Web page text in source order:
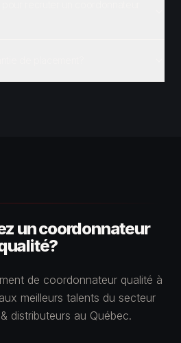
un coordonnateur
de coordonnateur qualité à
meilleurs talents du secteur
distributeurs au Québec.